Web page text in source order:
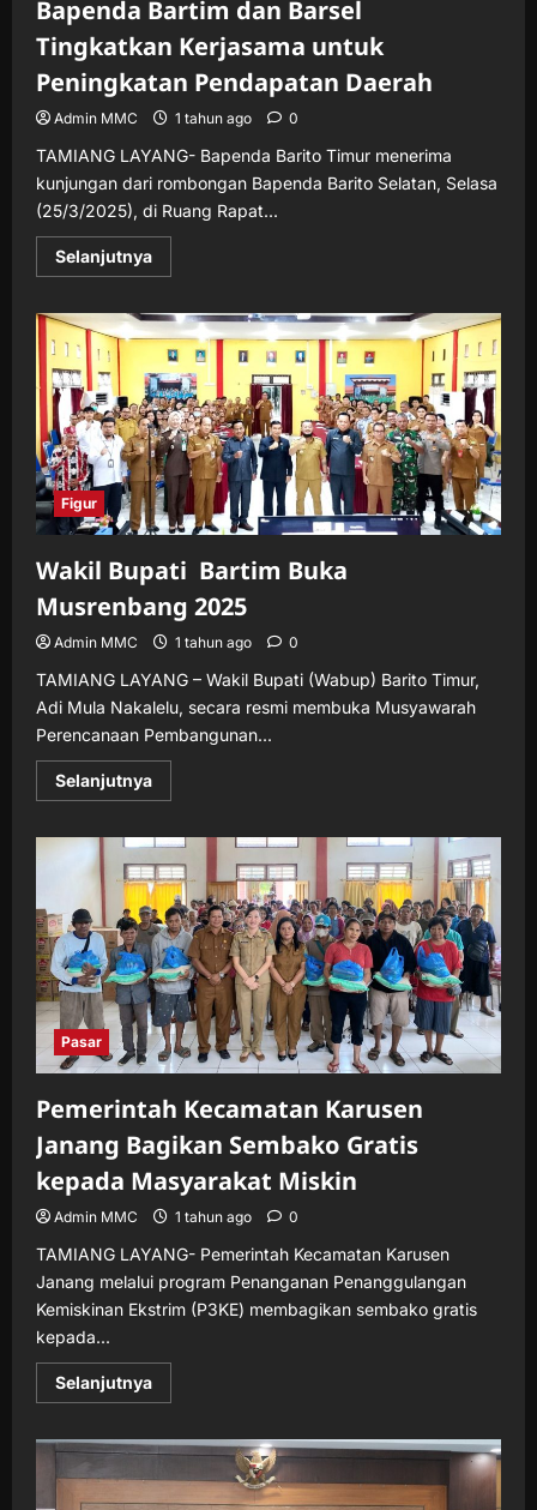
Pasca
Libur
Lebaran
Bapenda Bartim dan Barsel
Tingkatkan Kerjasama untuk
Peningkatan Pendapatan Daerah
Admin MMC 1 tahun ago 0
TAMIANG LAYANG- Bapenda Barito Timur menerima
kunjungan dari rombongan Bapenda Barito Selatan, Selasa
(25/3/2025), di Ruang Rapat...
SelanjutnyaRead
more
Bartim
dan
Barsel
Tingkatkan
Kerjasama
untuk
Peningkatan
Pendapatan
Daerah
Figur
Wakil Bupati Bartim Buka
Musrenbang 2025
Admin MMC 1 tahun ago 0
TAMIANG LAYANG – Wakil Bupati (Wabup) Barito Timur,
Adi Mula Nakalelu, secara resmi membuka Musyawarah
Perencanaan Pembangunan...
SelanjutnyaRead
more
Bupati
Bartim
Buka
Musrenbang
2025
Pasar
Pemerintah Kecamatan Karusen
Janang Bagikan Sembako Gratis
kepada Masyarakat Miskin
Admin MMC 1 tahun ago 0
TAMIANG LAYANG- Pemerintah Kecamatan Karusen
Janang melalui program Penanganan Penanggulangan
Kemiskinan Ekstrim (P3KE) membagikan sembako gratis
kepada...
SelanjutnyaRead
more
Kecamatan
Janang
Bagikan